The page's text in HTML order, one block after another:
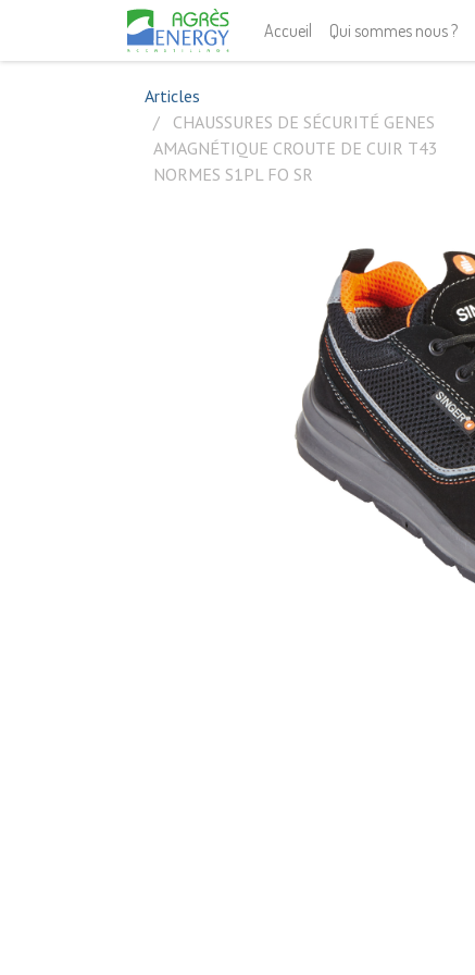
Accueil Qui sommes nous ?
Articles
CHAUSSURES DE SÉCURITÉ GENES
AMAGNÉTIQUE CROUTE DE CUIR T43
NORMES S1PL FO SR